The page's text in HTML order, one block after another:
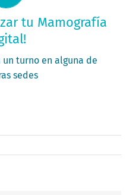
tu Mamografía
turno en alguna de
sedes
ahora
TURNO